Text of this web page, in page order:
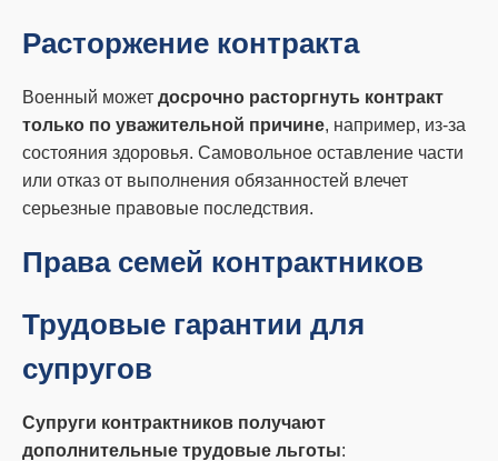
Расторжение контракта
Военный может досрочно расторгнуть контракт
только по уважительной причине, например, из-за
состояния здоровья. Самовольное оставление части
или отказ от выполнения обязанностей влечет
серьезные правовые последствия.
Права семей контрактников
Трудовые гарантии для
супругов
Супруги контрактников получают
дополнительные трудовые льготы: